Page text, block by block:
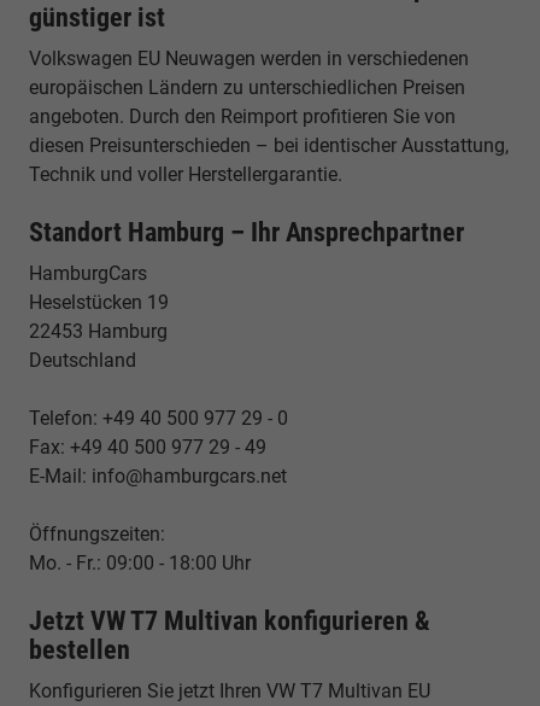
günstiger ist
Volkswagen EU Neuwagen werden in verschiedenen
europäischen Ländern zu unterschiedlichen Preisen
angeboten. Durch den Reimport profitieren Sie von
diesen Preisunterschieden – bei identischer Ausstattung,
Technik und voller Herstellergarantie.
Standort Hamburg – Ihr Ansprechpartner
HamburgCars
Heselstücken 19
22453 Hamburg
Deutschland
Telefon: +49 40 500 977 29 - 0
Fax: +49 40 500 977 29 - 49
E-Mail: info@hamburgcars.net
Öffnungszeiten:
Mo. - Fr.: 09:00 - 18:00 Uhr
Jetzt VW T7 Multivan konfigurieren &
bestellen
Konfigurieren Sie jetzt Ihren VW T7 Multivan EU